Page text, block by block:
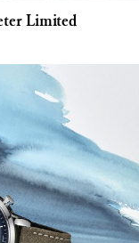
Limited